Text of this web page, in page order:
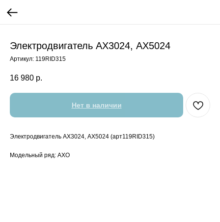
Электродвигатель АХ3024, AX5024
Артикул: 119RID315
16 980 р.
Нет в наличии
Электродвигатель АХ3024, AX5024 (арт119RID315)
Модельный ряд: AXO